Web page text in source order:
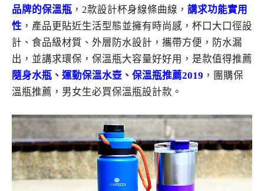
品牌的保溫瓶 ，2款設計杯身線條曲線， 講求功能實用
性 ，產品更貼近生活型態並擁有時尚感，杯口大口徑設
計、食品級材質、外層防水設計，攜帶方便，防水漏
出，並講求環保，保溫瓶大容量好好用，是款值得推薦
隨身水瓶、運動保溫水壺、保溫瓶推薦2019 ，團購保
溫瓶推薦，男女生必買保溫瓶設計款。